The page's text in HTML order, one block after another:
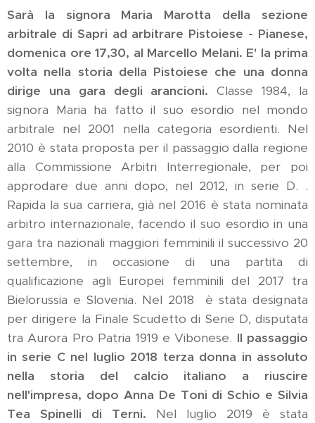
Sarà la signora Maria Marotta della sezione
arbitrale di Sapri ad arbitrare Pistoiese - Pianese,
domenica ore 17,30, al Marcello Melani. E' la prima
volta nella storia della Pistoiese che una donna
dirige una gara degli arancioni. Classe 1984, la
signora Maria ha fatto il suo esordio nel mondo
arbitrale nel 2001 nella categoria esordienti. Nel
2010 è stata proposta per il passaggio dalla regione
alla Commissione Arbitri Interregionale, per poi
approdare due anni dopo, nel 2012, in serie D. .
Rapida la sua carriera, già nel 2016 è stata nominata
arbitro internazionale, facendo il suo esordio in una
gara tra nazionali maggiori femminili il successivo 20
settembre, in occasione di una partita di
qualificazione agli Europei femminili del 2017 tra
Bielorussia e Slovenia. Nel 2018 è stata designata
per dirigere la Finale Scudetto di Serie D, disputata
tra Aurora Pro Patria 1919 e Vibonese. Il passaggio
in serie C nel luglio 2018 terza donna in assoluto
nella storia del calcio italiano a riuscire
nell'impresa, dopo Anna De Toni di Schio e Silvia
Tea Spinelli di Terni. Nel luglio 2019 è stata